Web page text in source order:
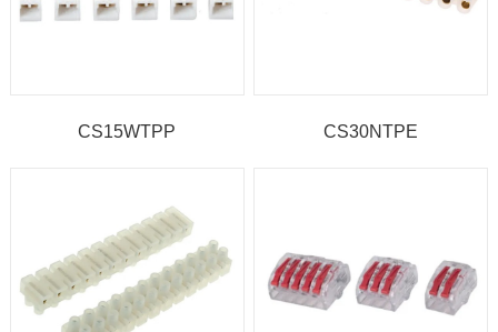
CS15WTPP CS30NTPE